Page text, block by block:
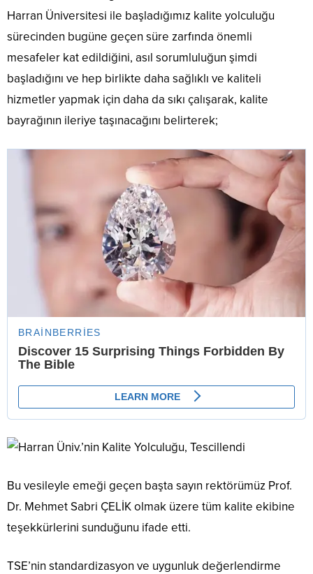
Harran Üniversitesi ile başladığımız kalite yolculuğu
sürecinden bugüne geçen süre zarfında önemli
mesafeler kat edildiğini, asıl sorumluluğun şimdi
başladığını ve hep birlikte daha sağlıklı ve kaliteli
hizmetler yapmak için daha da sıkı çalışarak, kalite
bayrağının ileriye taşınacağını belirterek;
Bu vesileyle emeği geçen başta sayın rektörümüz Prof.
Dr. Mehmet Sabri ÇELİK olmak üzere tüm kalite ekibine
teşekkürlerini sunduğunu ifade etti.
TSE’nin standardizasyon ve uygunluk değerlendirme